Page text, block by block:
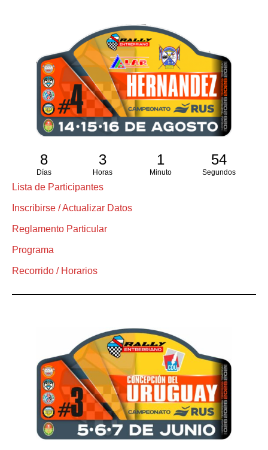
8
Días
3
Horas
1
Minuto
53
Segundos
Lista de Participantes
Inscribirse / Actualizar Datos
Reglamento Particular
Programa
Recorrido / Horarios